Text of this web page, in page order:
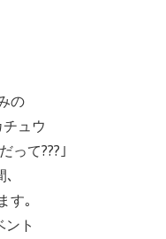
の
ュウ
って???｣
す｡
ト